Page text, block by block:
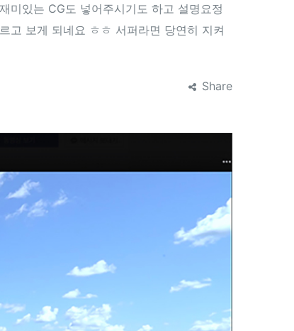
미있는 CG도 넣어주시기도 하고 설명요정
고 보게 되네요 ㅎㅎ 서퍼라면 당연히 지켜
Share